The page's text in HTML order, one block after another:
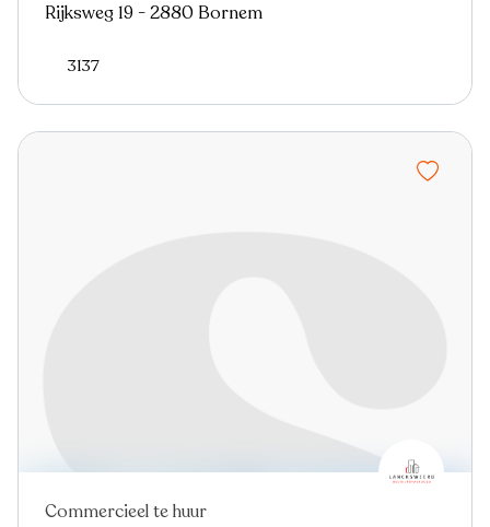
Rijksweg 19 - 2880 Bornem
3137
Commercieel te huur